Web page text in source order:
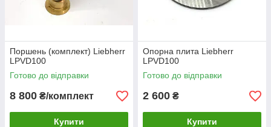
Поршень (комплект) Liebherr
LPVD100
Готово до відправки
8 800 ₴/комплект
Купити
Опорна плита Liebherr
LPVD100
Готово до відправки
2 600 ₴
Купити